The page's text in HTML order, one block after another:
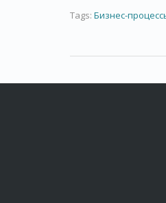
Tags: Бизнес-